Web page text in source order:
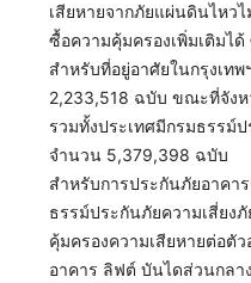
เสียหายจากภัยแผ่นดินไหว
ซื้อความคุ้มครองเพิ่มเติมไ
สำหรับที่อยู่อาศัยในกรุงเ
2,233,518 ฉบับ ขณะที่จัง
รวมทั้งประเทศมีกรมธรรม์
จำนวน 5,379,398 ฉบับ
สำหรับการประกันภัยอาคา
ธรรม์ประกันภัยความเสี่ยง
คุ้มครองความเสียหายต่อตั
อาคาร ลิฟต์ บันไดส่วนกล